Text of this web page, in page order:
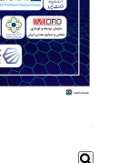
.